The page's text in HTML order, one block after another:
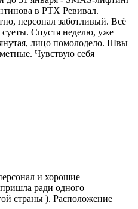
в РТХ Ревивал.
персонал заботливый. Всё
Спустя неделю, уже
лицо помолодело. Швы
Чувствую себя
и хорошие
ради одного
страны ). Расположение